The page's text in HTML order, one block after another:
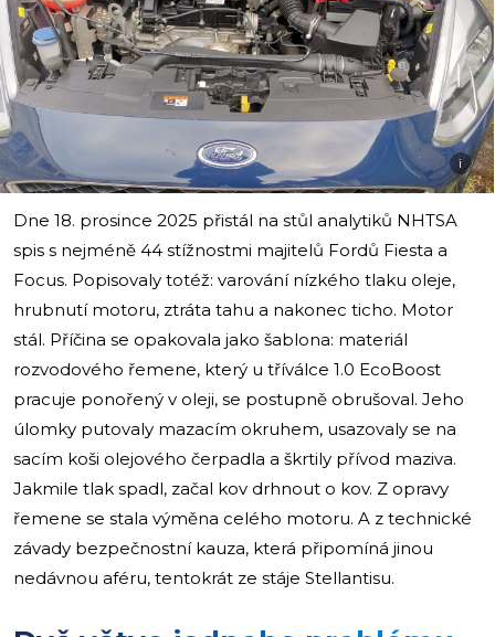
i
Dne 18. prosince 2025 přistál na stůl analytiků NHTSA
spis s nejméně 44 stížnostmi majitelů Fordů Fiesta a
Focus. Popisovaly totéž: varování nízkého tlaku oleje,
hrubnutí motoru, ztráta tahu a nakonec ticho. Motor
stál. Příčina se opakovala jako šablona: materiál
rozvodového řemene, který u tříválce 1.0 EcoBoost
pracuje ponořený v oleji, se postupně obrušoval. Jeho
úlomky putovaly mazacím okruhem, usazovaly se na
sacím koši olejového čerpadla a škrtily přívod maziva.
Jakmile tlak spadl, začal kov drhnout o kov. Z opravy
řemene se stala výměna celého motoru. A z technické
závady bezpečnostní kauza, která připomíná jinou
nedávnou aféru, tentokrát ze stáje Stellantisu.